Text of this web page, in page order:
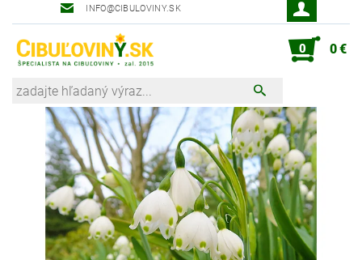
INFO@CIBULOVINY.SK
0 0 €
Robot zahradník Peter